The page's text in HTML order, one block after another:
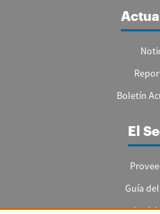
Boletín
El
Guía